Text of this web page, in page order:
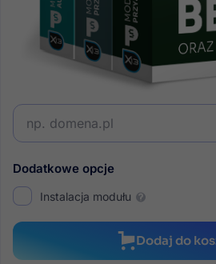
499 zł netto
613,77 zł brutto
Dodatkowe opcje
Instalacja modułu
Dodaj do